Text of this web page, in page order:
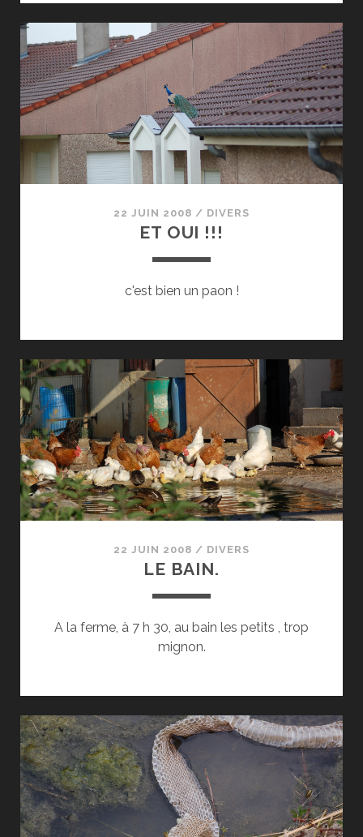
22 JUIN 2008 / DIVERS
ET OUI !!!
c'est bien un paon !
22 JUIN 2008 / DIVERS
LE BAIN.
A la ferme, à 7 h 30, au bain les petits , trop
mignon.